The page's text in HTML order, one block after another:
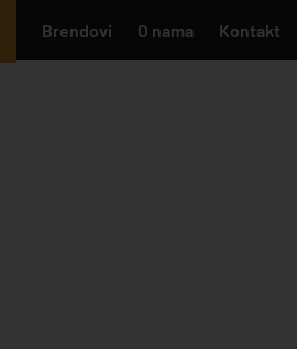
Brendovi O nama Kontakt